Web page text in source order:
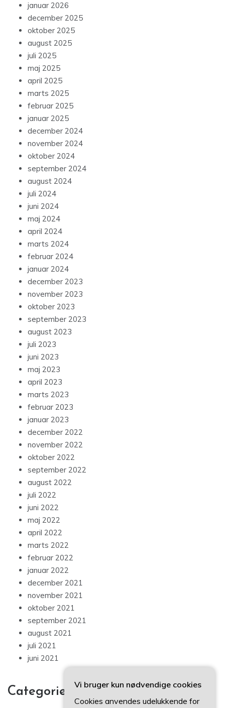
januar 2026
december 2025
oktober 2025
august 2025
juli 2025
maj 2025
april 2025
marts 2025
februar 2025
januar 2025
december 2024
november 2024
oktober 2024
september 2024
august 2024
juli 2024
juni 2024
maj 2024
april 2024
marts 2024
februar 2024
januar 2024
december 2023
november 2023
oktober 2023
september 2023
august 2023
juli 2023
juni 2023
maj 2023
april 2023
marts 2023
februar 2023
januar 2023
december 2022
november 2022
oktober 2022
september 2022
august 2022
juli 2022
juni 2022
maj 2022
april 2022
marts 2022
februar 2022
januar 2022
december 2021
november 2021
oktober 2021
september 2021
august 2021
juli 2021
juni 2021
Categories
Vi bruger kun nødvendige cookies
Cookies anvendes udelukkende for